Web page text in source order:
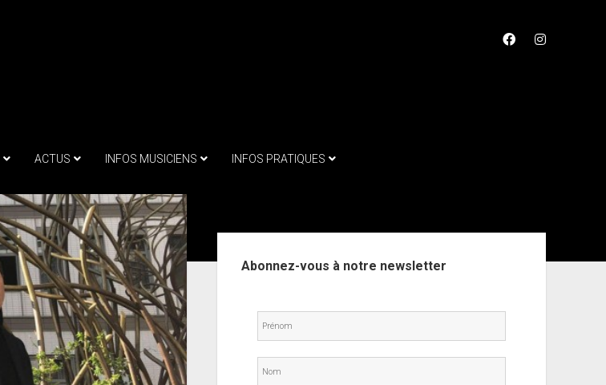
facebookinstagram
ACTUS INFOS MUSICIENS INFOS PRATIQUES
Abonnez-vous à notre newsletter